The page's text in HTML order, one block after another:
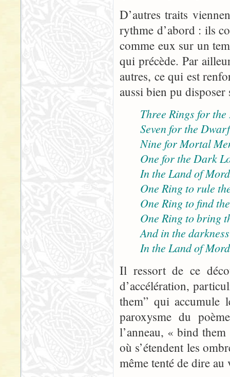
D’autres traits
rythme d’abord : ils
comme eux sur un
qui précède. Par
autres, ce qui est
aussi bien pu disposer
Three Rings for
Seven for the
Nine for Mortal
One for the Dark
In the Land of
One Ring to rule
One Ring to find
One Ring to bring
And in the
In the Land of
Il ressort de ce
d’accélération,
them” qui accumule
paroxysme du
l’anneau, « bind
où s’étendent les
même tenté de dire